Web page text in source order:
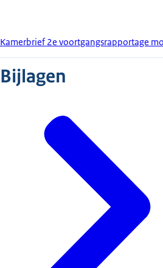
Kamerbrief 2e voortgangsrapportage
Bijlagen